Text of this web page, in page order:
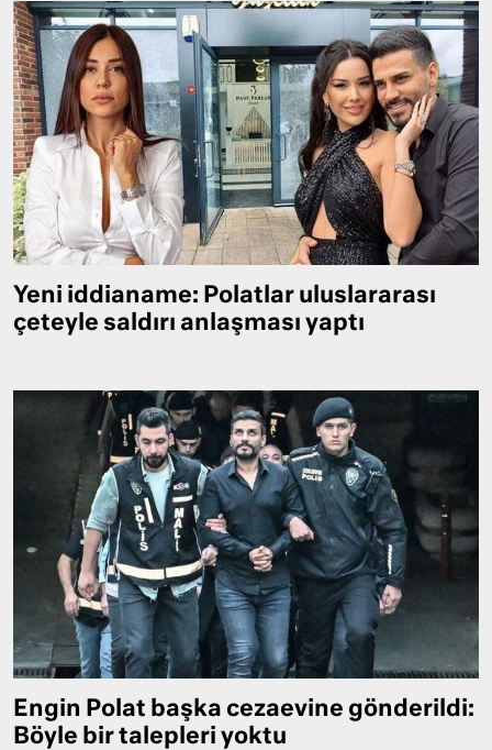
Yeni iddianame: Polatlar uluslararası
çeteyle saldırı anlaşması yaptı
Engin Polat başka cezaevine gönderildi:
Böyle bir talepleri yoktu